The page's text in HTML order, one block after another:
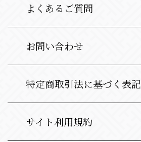
よくあるご質問
お問い合わせ
特定商取引法に基づく表記
サイト利用規約